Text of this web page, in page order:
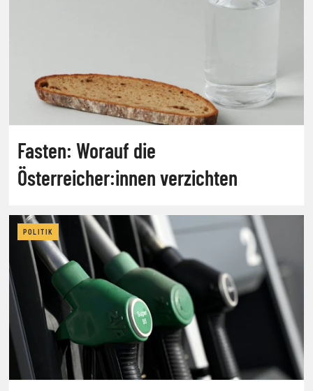
Fasten: Worauf die
Österreicher:innen verzichten
POLITIK